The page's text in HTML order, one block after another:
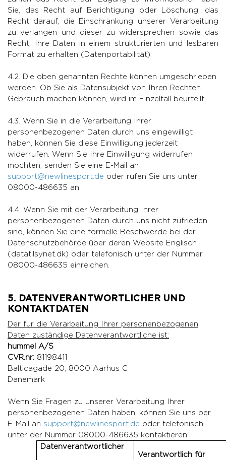
Sie, das Recht auf Berichtigung oder Löschung, das
Recht darauf, die Einschränkung unserer Verarbeitung
zu verlangen und dieser zu widersprechen sowie das
Recht, Ihre Daten in einem strukturierten und lesbaren
Format zu erhalten (Datenportabilität).
4.2. Die oben genannten Rechte können umgeschrieben
werden. Ob Sie als Datensubjekt von Ihren Rechten
Gebrauch machen können, wird im Einzelfall beurteilt.
4.3. Wenn Sie in die Verarbeitung Ihrer
personenbezogenen Daten durch uns eingewilligt
haben, können Sie diese Einwilligung jederzeit
widerrufen. Wenn Sie Ihre Einwilligung widerrufen
möchten, senden Sie eine E-Mail an
support@newlinesport.de oder rufen Sie uns unter
08000-486635 an.
4.4. Wenn Sie mit der Verarbeitung Ihrer
personenbezogenen Daten durch uns nicht zufrieden
sind, können Sie eine formelle Beschwerde bei der
Datenschutzbehörde über deren Website Englisch
(datatilsynet.dk) oder telefonisch unter der Nummer
08000-486635 einreichen.
5. DATENVERANTWORTLICHER UND
KONTAKTDATEN
Der für die Verarbeitung Ihrer personenbezogenen
Daten zuständige Datenverantwortliche ist:
hummel A/S
CVR.nr: 81198411
Balticagade 20, 8000 Aarhus C
Dänemark
Wenn Sie Fragen zu unserer Verarbeitung Ihrer
personenbezogenen Daten haben, können Sie uns per
E-Mail an support@newlinesport.de oder telefonisch
unter der Nummer 08000-486635 kontaktieren.
Datenverantwortlicher
Verantwortlich für